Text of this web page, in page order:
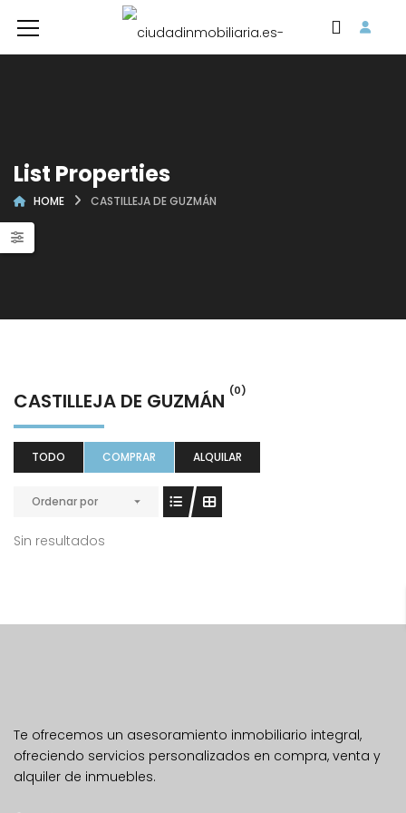
List Properties
HOME CASTILLEJA DE GUZMÁN
CASTILLEJA DE GUZMÁN (0)
TODO COMPRAR ALQUILAR
Ordenar por
Sin resultados
Te ofrecemos un asesoramiento inmobiliario integral,
ofreciendo servicios personalizados en compra, venta y
alquiler de inmuebles.